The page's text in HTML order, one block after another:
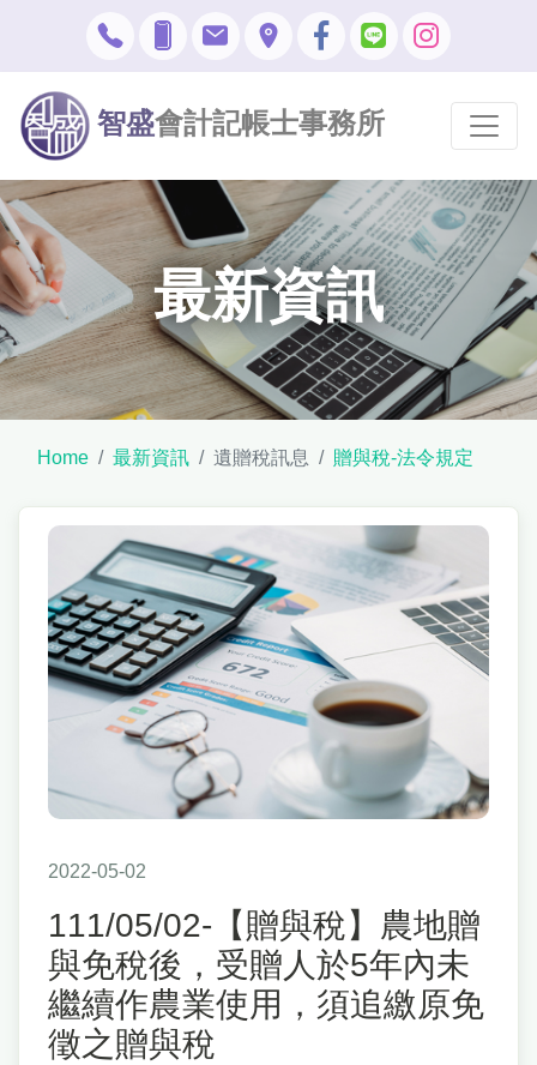
智盛會計記帳士事務所
最新資訊
Home 最新資訊 遺贈稅訊息 贈與稅-法令規定
2022-05-02
111/05/02-【贈與稅】農地贈
與免稅後，受贈人於5年內未
繼續作農業使用，須追繳原免
徵之贈與稅